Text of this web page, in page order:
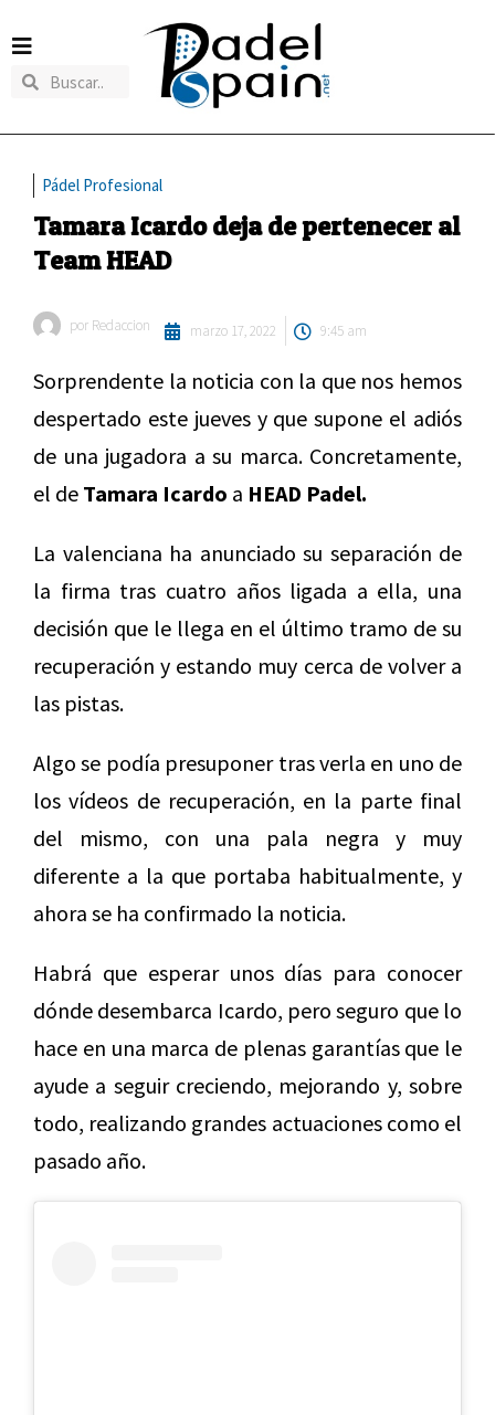
Pádel Profesional
Tamara Icardo deja de pertenecer al
Team HEAD
por Redaccion marzo 17, 2022 9:45 am
Sorprendente la noticia con la que nos hemos
despertado este jueves y que supone el adiós
de una jugadora a su marca. Concretamente,
el de Tamara Icardo a HEAD Padel.
La valenciana ha anunciado su separación de
la firma tras cuatro años ligada a ella, una
decisión que le llega en el último tramo de su
recuperación y estando muy cerca de volver a
las pistas.
Algo se podía presuponer tras verla en uno de
los vídeos de recuperación, en la parte final
del mismo, con una pala negra y muy
diferente a la que portaba habitualmente, y
ahora se ha confirmado la noticia.
Habrá que esperar unos días para conocer
dónde desembarca Icardo, pero seguro que lo
hace en una marca de plenas garantías que le
ayude a seguir creciendo, mejorando y, sobre
todo, realizando grandes actuaciones como el
pasado año.